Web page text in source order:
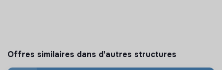
Offres similaires dans d'autres structures